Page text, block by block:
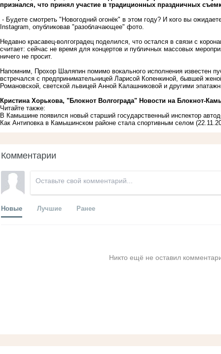
признался, что принял участие в традиционных праздничных
- Будете смотреть "Новогодний огонёк" в этом году? И кого вы
Instagram, опубликовав "разоблачающее" фото.
Недавно красавец-волгоградец поделился, что остался в связи с
считает: сейчас не время для концертов и публичных массовых
ничего не просит.
Напомним, Прохор Шаляпин помимо вокального исполнения известен
встречался с предпринимательницей Ларисой Копенкиной, бывшей
Романовской, светской львицей Анной Калашниковой и другими
Кристина Хорькова, "Блокнот Волгограда" Новости на Блoкнoт-
Читайте также:
В Камышине появился новый старший государственный инспектор
Как Антиповка в Камышинском районе стала спортивным селом
Комментарии
Новые Лучшие Ранее
Никто ещё не оставил